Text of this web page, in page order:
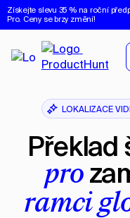
Získejte slevu 35 % na roční
Pro. Ceny se brzy změní!
LOKALIZACE
pro
rámci